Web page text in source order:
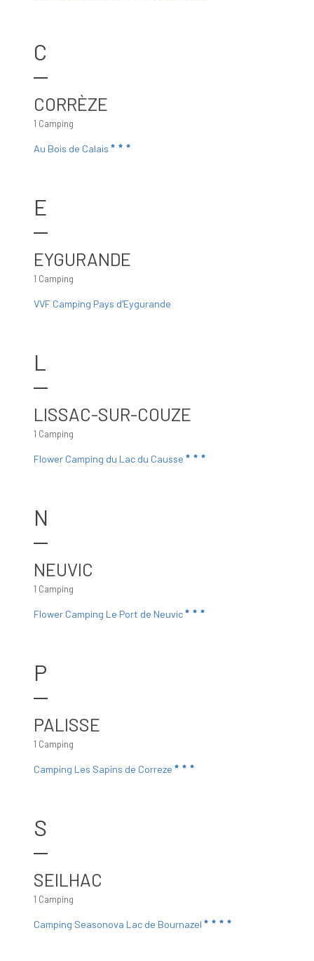
C
CORRÈZE
1 Camping
Au Bois de Calais
E
EYGURANDE
1 Camping
VVF Camping Pays d'Eygurande
L
LISSAC-SUR-COUZE
1 Camping
Flower Camping du Lac du Causse
N
NEUVIC
1 Camping
Flower Camping Le Port de Neuvic
P
PALISSE
1 Camping
Camping Les Sapins de Correze
S
SEILHAC
1 Camping
Camping Seasonova Lac de Bournazel